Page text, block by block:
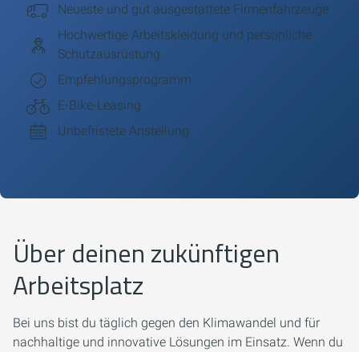
Neueste und gut ausgestattete Firmenfahrzeuge
Hochwertige Arbeitskleidung und persönliche
Schutzausrüstung
Empfehlungsprogramm
E-Bike-Leasing
Unbefristete Anstellung
Über deinen zukünftigen
Arbeitsplatz
Bei uns bist du täglich gegen den Klimawandel und für
nachhaltige und innovative Lösungen im Einsatz. Wenn du